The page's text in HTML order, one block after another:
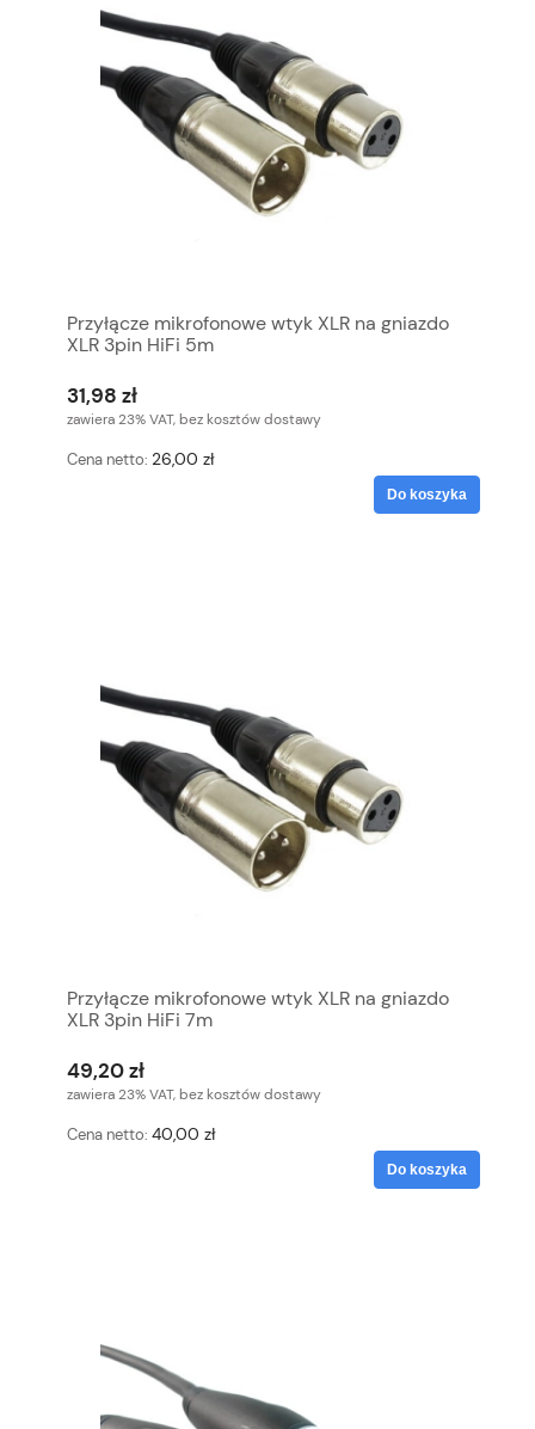
Przyłącze mikrofonowe wtyk XLR na gniazdo
XLR 3pin HiFi 5m
31,98 zł
zawiera 23% VAT, bez kosztów dostawy
Cena netto: 26,00 zł
Do koszyka
Przyłącze mikrofonowe wtyk XLR na gniazdo
XLR 3pin HiFi 7m
49,20 zł
zawiera 23% VAT, bez kosztów dostawy
Cena netto: 40,00 zł
Do koszyka